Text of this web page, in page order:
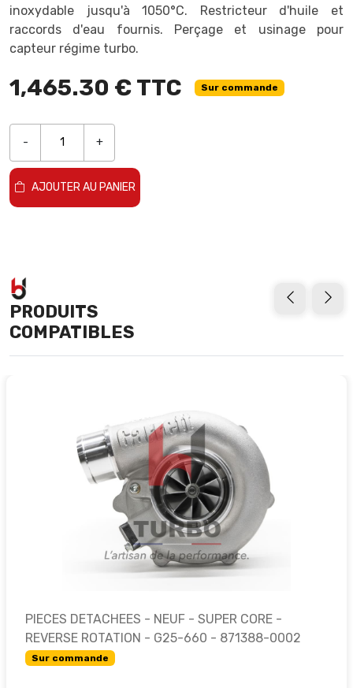
inoxydable jusqu'à 1050°C. Restricteur d'huile et
raccords d'eau fournis. Perçage et usinage pour
capteur régime turbo.
1,465.30 € TTC Sur commande
- +
AJOUTER AU PANIER
PRODUITS
COMPATIBLES
PIECES DETACHEES - NEUF - SUPER CORE -
REVERSE ROTATION - G25-660 - 871388-0002
Sur commande